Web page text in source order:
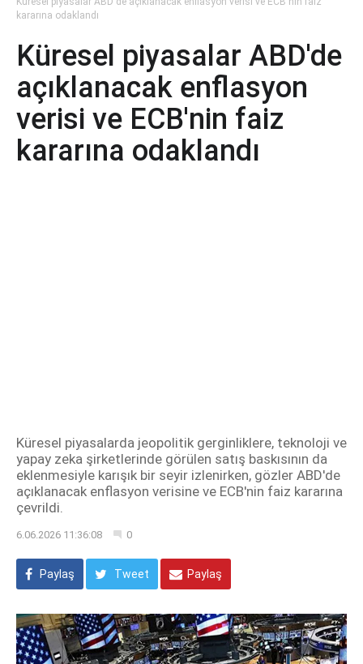
kararına odaklandı
Küresel piyasalar ABD'de
açıklanacak enflasyon
verisi ve ECB'nin faiz
kararına odaklandı
Küresel piyasalarda jeopolitik gerginliklere, teknoloji ve
yapay zeka şirketlerinde görülen satış baskısının da
eklenmesiyle karışık bir seyir izlenirken, gözler ABD'de
açıklanacak enflasyon verisine ve ECB'nin faiz kararına
çevrildi.
6.06.2026 11:36:08 0
Paylaş Tweet Paylaş